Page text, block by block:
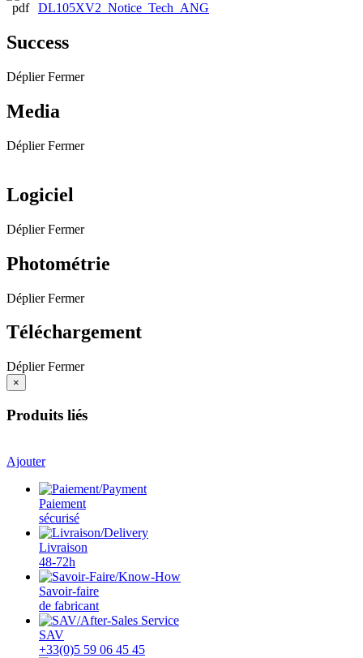
DL105XV2_Notice_Tech_ANG
Success
Déplier Fermer
Media
Déplier Fermer
Logiciel
Déplier Fermer
Photométrie
Déplier Fermer
Téléchargement
Déplier Fermer
×
Produits liés
Ajouter
Paiement
sécurisé
Livraison
48-72h
Savoir-faire
de fabricant
SAV
+33(0)5 59 06 45 45